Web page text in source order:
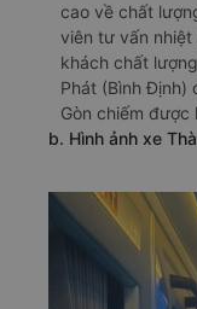
cao về chất
viên tư vấn
khách chất
Phát (Bình Định)
Gòn chiếm được
b. Hình ảnh xe